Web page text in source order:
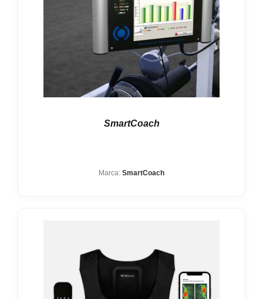
SmartCoach
Marca: SmartCoach